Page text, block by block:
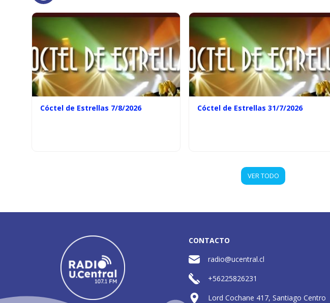
Cóctel de Estrellas 7/8/2026 Cóctel de Estrellas 31/7/2026
VER TODO
CONTACTO
radio@ucentral.cl
+56225826231
Lord Cochane 417, Santiago Centro